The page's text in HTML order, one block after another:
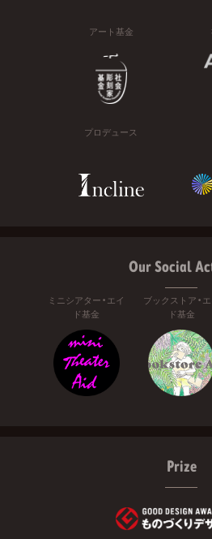
アート基金
プロデュース
Our Social
ミニシアター・エイ
ド基金
ブックストア・
ド基金
Prize